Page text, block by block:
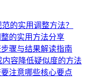
的实用调整方法？
的实用方法分享
骤与结果解读指南
内容降低疑似度的方法
注意哪些核心要点